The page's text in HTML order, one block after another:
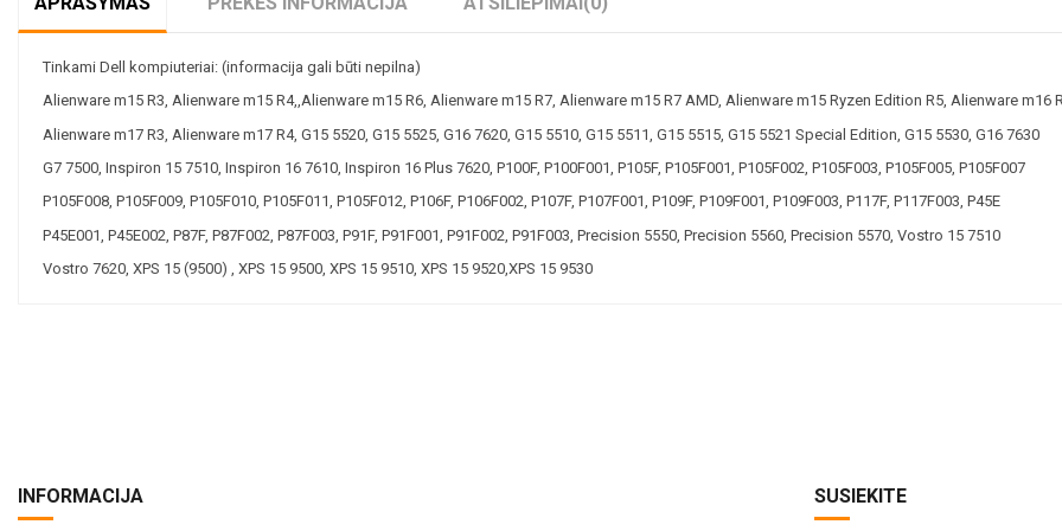
Tinkami Dell kompiuteriai: (informacija gali būti nepilna)
Alienware m15 R3, Alienware m15 R4,,Alienware m15 R6, Alienware m15 R7, Alienware m15 R7 AMD, Alienware m15 Ryzen Edition R5, Alienware m16
Alienware m17 R3, Alienware m17 R4, G15 5520, G15 5525, G16 7620, G15 5510, G15 5511, G15 5515, G15 5521 Special Edition, G15 5530, G16 7630
G7 7500, Inspiron 15 7510, Inspiron 16 7610, Inspiron 16 Plus 7620, P100F, P100F001, P105F, P105F001, P105F002, P105F003, P105F005, P105F007
P105F008, P105F009, P105F010, P105F011, P105F012, P106F, P106F002, P107F, P107F001, P109F, P109F001, P109F003, P117F, P117F003, P45E
P45E001, P45E002, P87F, P87F002, P87F003, P91F, P91F001, P91F002, P91F003, Precision 5550, Precision 5560, Precision 5570, Vostro 15 7510
Vostro 7620, XPS 15 (9500) , XPS 15 9500, XPS 15 9510, XPS 15 9520,XPS 15 9530
INFORMACIJA SUSIEKITE